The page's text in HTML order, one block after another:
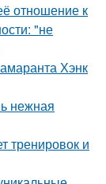
отношение к
"не
Хэнк
нежная
тренировок и